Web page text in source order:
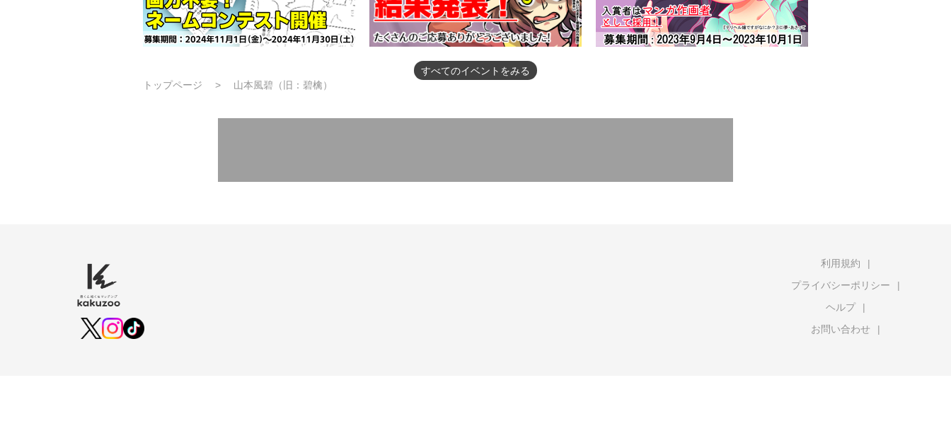
すべてのイベントをみる
トップページ
山本風碧（旧：碧檎）
利用規約
プライバシーポリシー
ヘルプ
お問い合わせ